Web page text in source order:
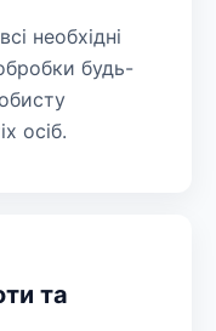
необхідні
будь-
осіб.
та